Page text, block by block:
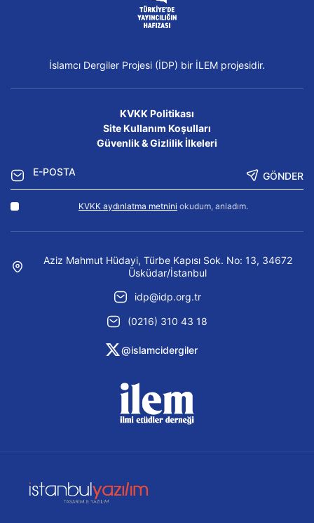
İslamcı Dergiler Projesi (İDP) bir İLEM projesidir.
KVKK Politikası
Site Kullanım Koşulları
Güvenlik & Gizlilik İlkeleri
GÖNDER
KVKK aydınlatma metnini okudum, anladım.
Aziz Mahmut Hüdayi, Türbe Kapısı Sok. No: 13, 34672
Üsküdar/İstanbul
idp@idp.org.tr
(0216) 310 43 18
@islamcidergiler